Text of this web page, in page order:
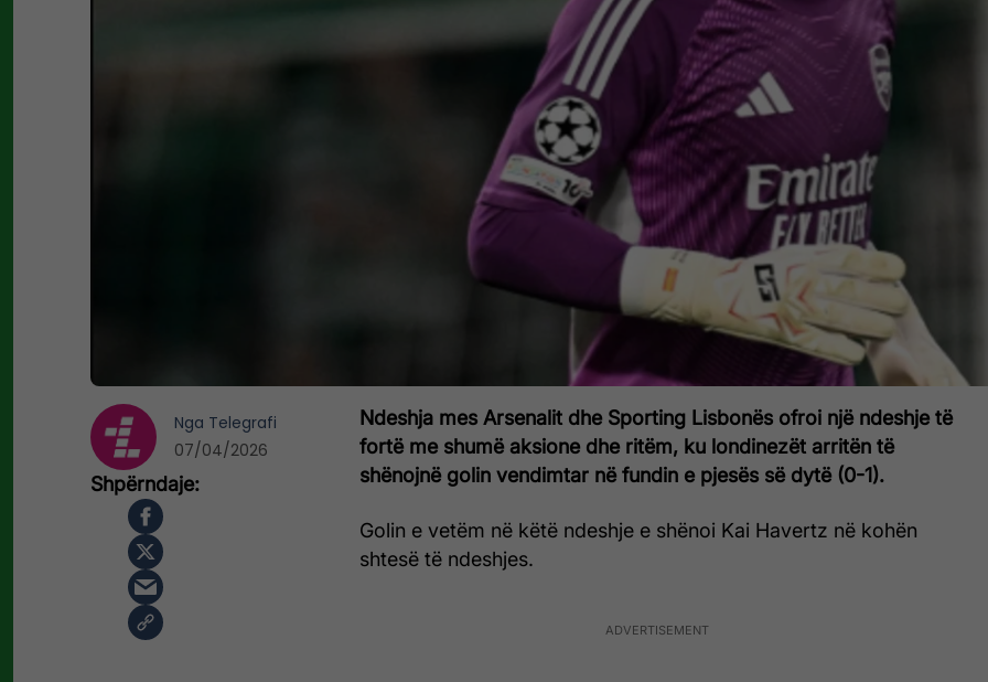
Ndeshja mes Arsenalit dhe Sporting Lisbonës ofroi një ndeshje të
fortë me shumë aksione dhe ritëm, ku londinezët arritën të
shënojnë golin vendimtar në fundin e pjesës së dytë (0-1).
Golin e vetëm në këtë ndeshje e shënoi Kai Havertz në kohën
shtesë të ndeshjes.
Nga Telegrafi
07/04/2026